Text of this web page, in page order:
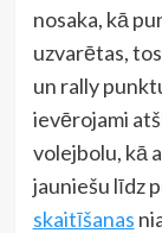
nosaka, kā
uzvarētas,
un rally
ievērojami
volejbolu, kā
jauniešu līdz
skaitīšanas